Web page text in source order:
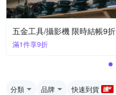
五金工具/攝影機 限時結帳9折
滿1件享9折
分類 品牌 快速到貨